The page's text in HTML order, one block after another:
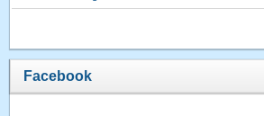
Facebook